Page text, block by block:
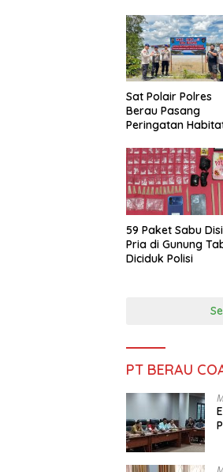
dari Dalam Lapas
Tarakan
Sat Polair Polres
Berau Pasang
Peringatan
59 Paket Sabu
Pria di Gunung
Diciduk Polisi
PT BERAU